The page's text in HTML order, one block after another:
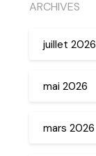
ARCHIVES
juillet 2026
mai 2026
mars 2026